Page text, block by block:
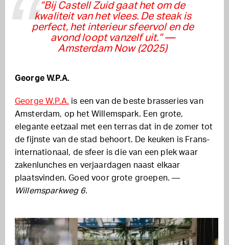
“Bij Castell Zuid gaat het om de
kwaliteit van het vlees. De steak is
perfect, het interieur sfeervol en de
avond loopt vanzelf uit.”—
Amsterdam Now (2025)
George W.P.A.
George W.P.A. is een van de beste brasseries van
Amsterdam, op het Willemspark. Een grote,
elegante eetzaal met een terras dat in de zomer tot
de fijnste van de stad behoort. De keuken is Frans-
internationaal, de sfeer is die van een plek waar
zakenlunches en verjaardagen naast elkaar
plaatsvinden. Goed voor grote groepen. —
Willemsparkweg 6.